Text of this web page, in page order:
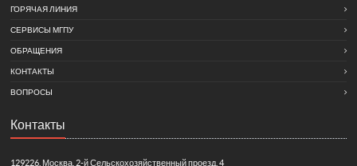
ГОРЯЧАЯ ЛИНИЯ
СЕРВИСЫ МГПУ
ОБРАЩЕНИЯ
КОНТАКТЫ
ВОПРОСЫ
Контакты
129226, Москва, 2-й Сельскохозяйственный проезд, 4